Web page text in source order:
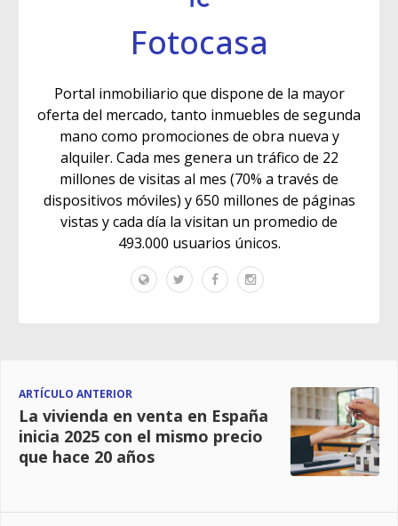
Fotocasa
Portal inmobiliario que dispone de la mayor
oferta del mercado, tanto inmuebles de segunda
mano como promociones de obra nueva y
alquiler. Cada mes genera un tráfico de 22
millones de visitas al mes (70% a través de
dispositivos móviles) y 650 millones de páginas
vistas y cada día la visitan un promedio de
493.000 usuarios únicos.
ARTÍCULO ANTERIOR
La vivienda en venta en España
inicia 2025 con el mismo precio
que hace 20 años